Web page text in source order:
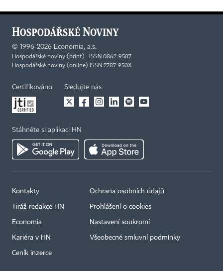
© 1996-2026 Economia, a.s.
Hospodářské noviny (print) ISSN 0862-9587
Hospodářské noviny (online) ISSN 2787-950X
Certifikováno Sledujte nás
Stáhněte si aplikaci HN
Kontakty
Tiráž redakce HN
Economia
Kariéra v HN
Ceník inzerce
Ochrana osobních údajů
Prohlášení o cookies
Nastavení soukromí
Všeobecné smluvní podmínky